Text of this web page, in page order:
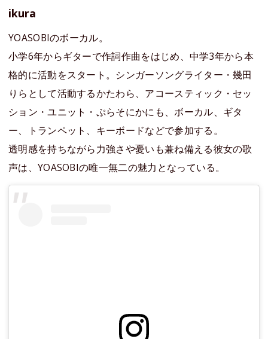
ikura
YOASOBIのボーカル。
小学6年からギターで作詞作曲をはじめ、中学3年から本
格的に活動をスタート。シンガーソングライター・幾田
りらとして活動するかたわら、アコースティック・セッ
ション・ユニット・ぷらそにかにも、ボーカル、ギタ
ー、トランペット、キーボードなどで参加する。
透明感を持ちながら力強さや憂いも兼ね備える彼女の歌
声は、YOASOBIの唯一無二の魅力となっている。